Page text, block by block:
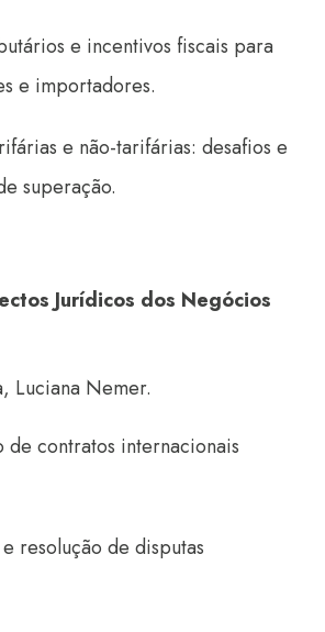
e incentivos fiscais para
e importadores.
e não-tarifárias: desafios e
superação.
Jurídicos dos Negócios
Luciana Nemer.
de contratos internacionais
resolução de disputas